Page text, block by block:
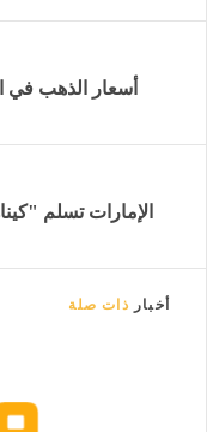
أسعار الذهب في
الإمارات تسلم
أخبار ذات صلة